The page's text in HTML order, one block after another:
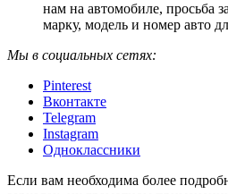
нам на автомобиле, просьба
марку, модель и номер авто
Мы в социальных сетях:
Pinterest
Вконтакте
Telegram
Instagram
Одноклассники
Если вам необходима более